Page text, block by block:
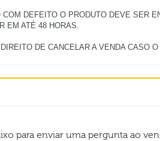
DEFEITO O PRODUTO DEVE SER
EM ATÉ 48 HORAS.
para enviar uma pergunta ao